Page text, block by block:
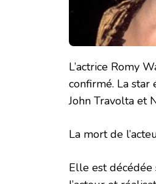
L’actrice Romy
confirmé. La star
John Travolta et
La mort de
Elle est